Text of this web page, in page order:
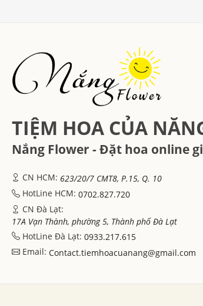
TIỆM HOA CỦA
CN HCM: 623/20/7 CMT8, P.15, Q. 10
HotLine HCM: 0702.827.720
CN Đà Lạt:
17A Vạn Thành, phường 5, Thành phố Đà Lạt
HotLine Đà Lạt: 0933.217.615
Email: Contact.tiemhoacuanang@gmail.com